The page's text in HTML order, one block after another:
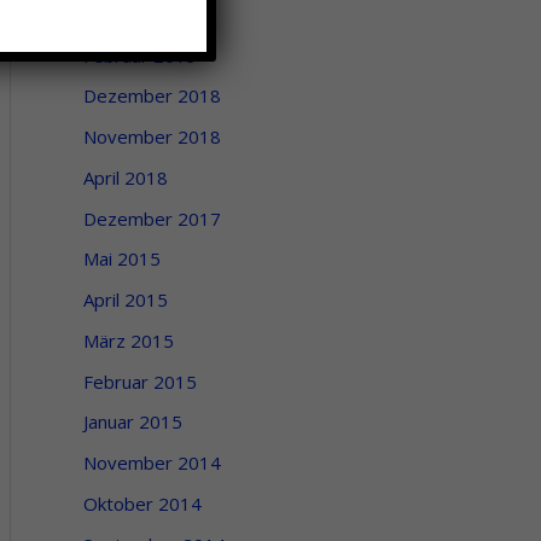
Februar 2019
Dezember 2018
November 2018
April 2018
Dezember 2017
Mai 2015
April 2015
März 2015
Februar 2015
Januar 2015
November 2014
Oktober 2014